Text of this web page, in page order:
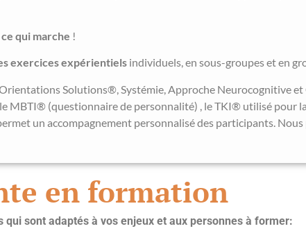
qui marche !
exercices expérientiels individuels, en sous-groupes et en
Solutions®, Systémie, Approche Neurocognitive et
MBTI® (questionnaire de personnalité) , le TKI® utilisé pour
un accompagnement personnalisé des participants.
en formation
sont adaptés à vos enjeux et aux personnes à former: